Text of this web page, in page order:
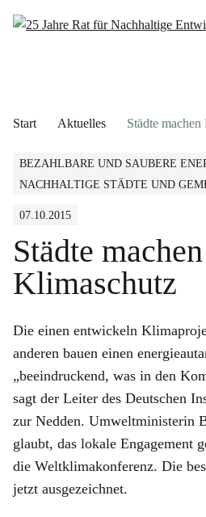
Start Aktuelles Städte
BEZAHLBARE UND SAUBERE
NACHHALTIGE STÄDTE UND
07.10.2015
Städte machen
Klimaschutz
Die einen entwickeln
anderen bauen einen
„beeindruckend, was in den
sagt der Leiter des Deutschen
zur Nedden. Umweltministerin
glaubt, das lokale Engagement
die Weltklimakonferenz. Die
jetzt ausgezeichnet.